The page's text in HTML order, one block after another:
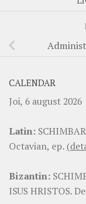
CALENDAR
Joi, 6 august 2026
Latin:
Octavian, ep.
Bizantin:
ISUS HRISTOS.